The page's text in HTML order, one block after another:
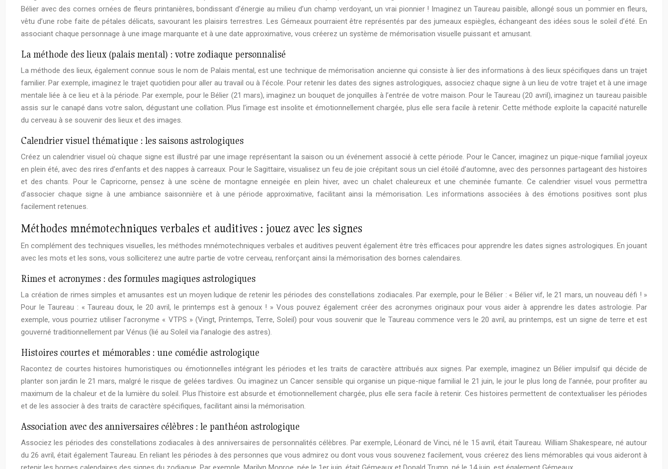
Bélier avec des cornes ornées de fleurs printanières, bondissant d’énergie au milieu d’un champ verdoyant, un vrai pionnier ! Imaginez un Taureau paisible, allongé sous un pommier en fleurs,
vêtu d’une robe faite de pétales délicats, savourant les plaisirs terrestres. Les Gémeaux pourraient être représentés par des jumeaux espiègles, échangeant des idées sous le soleil d’été. En
associant chaque personnage à une image marquante et à une date approximative, vous créerez un système de mémorisation visuelle puissant et amusant.
La méthode des lieux (palais mental) : votre zodiaque personnalisé
La méthode des lieux, également connue sous le nom de Palais mental, est une technique de mémorisation ancienne qui consiste à lier des informations à des lieux spécifiques dans un trajet
familier. Par exemple, imaginez le trajet quotidien pour aller au travail ou à l’école. Pour retenir les dates des signes astrologiques, associez chaque signe à un lieu de votre trajet et à une image
mentale liée à ce lieu et à la période. Par exemple, pour le Bélier (21 mars), imaginez un bouquet de jonquilles à l’entrée de votre maison. Pour le Taureau (20 avril), imaginez un taureau paisible
assis sur le canapé dans votre salon, dégustant une collation. Plus l’image est insolite et émotionnellement chargée, plus elle sera facile à retenir. Cette méthode exploite la capacité naturelle
du cerveau à se souvenir des lieux et des images.
Calendrier visuel thématique : les saisons astrologiques
Créez un calendrier visuel où chaque signe est illustré par une image représentant la saison ou un événement associé à cette période. Pour le Cancer, imaginez un pique-nique familial joyeux
en plein été, avec des rires d’enfants et des nappes à carreaux. Pour le Sagittaire, visualisez un feu de joie crépitant sous un ciel étoilé d’automne, avec des personnes partageant des histoires
et des chants. Pour le Capricorne, pensez à une scène de montagne enneigée en plein hiver, avec un chalet chaleureux et une cheminée fumante. Ce calendrier visuel vous permettra
d’associer chaque signe à une ambiance saisonnière et à une période approximative, facilitant ainsi la mémorisation. Les informations associées à des émotions positives sont plus
facilement retenues.
Méthodes mnémotechniques verbales et auditives : jouez avec les signes
En complément des techniques visuelles, les méthodes mnémotechniques verbales et auditives peuvent également être très efficaces pour apprendre les dates signes astrologiques. En jouant
avec les mots et les sons, vous solliciterez une autre partie de votre cerveau, renforçant ainsi la mémorisation des bornes calendaires.
Rimes et acronymes : des formules magiques astrologiques
La création de rimes simples et amusantes est un moyen ludique de retenir les périodes des constellations zodiacales. Par exemple, pour le Bélier : « Bélier vif, le 21 mars, un nouveau défi ! »
Pour le Taureau : « Taureau doux, le 20 avril, le printemps est à genoux ! » Vous pouvez également créer des acronymes originaux pour vous aider à apprendre les dates astrologie. Par
exemple, vous pourriez utiliser l’acronyme « VTPS » (Vingt, Printemps, Terre, Soleil) pour vous souvenir que le Taureau commence vers le 20 avril, au printemps, est un signe de terre et est
gouverné traditionnellement par Vénus (lié au Soleil via l’analogie des astres).
Histoires courtes et mémorables : une comédie astrologique
Racontez de courtes histoires humoristiques ou émotionnelles intégrant les périodes et les traits de caractère attribués aux signes. Par exemple, imaginez un Bélier impulsif qui décide de
planter son jardin le 21 mars, malgré le risque de gelées tardives. Ou imaginez un Cancer sensible qui organise un pique-nique familial le 21 juin, le jour le plus long de l’année, pour profiter au
maximum de la chaleur et de la lumière du soleil. Plus l’histoire est absurde et émotionnellement chargée, plus elle sera facile à retenir. Ces histoires permettent de contextualiser les périodes
et de les associer à des traits de caractère spécifiques, facilitant ainsi la mémorisation.
Association avec des anniversaires célèbres : le panthéon astrologique
Associez les périodes des constellations zodiacales à des anniversaires de personnalités célèbres. Par exemple, Léonard de Vinci, né le 15 avril, était Taureau. William Shakespeare, né autour
du 26 avril, était également Taureau. En reliant les périodes à des personnes que vous admirez ou dont vous vous souvenez facilement, vous créerez des liens mémorables qui vous aideront à